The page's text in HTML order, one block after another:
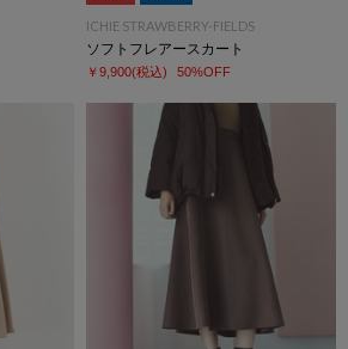
ICHIE STRAWBERRY-FIELDS
ソフトフレアースカート
￥9,900(税込) 50%OFF